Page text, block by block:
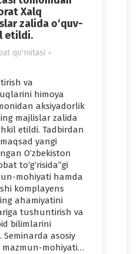
Xalq
zalida o‘quv-
etildi.
qo'mitasi
va
himoya
aksiyadorlik
majlislar zalida
etildi. Tadbirdan
yangi
O‘zbekiston
to‘g‘risida”gi
mohiyati hamda
komplayens
ahamiyatini
tushuntirish va
bilimlarini
asosiy
mazmun-mohiyati…